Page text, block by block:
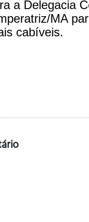
a Delegacia
MA
cabíveis.